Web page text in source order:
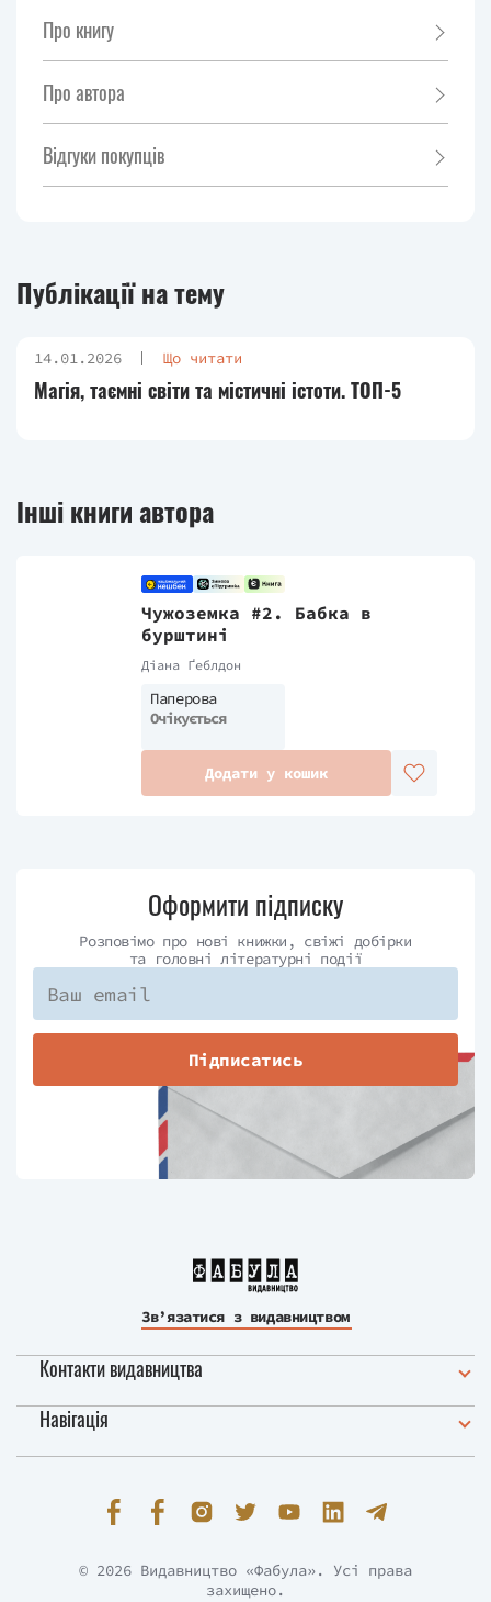
Про книгу
Про автора
Відгуки покупців
Публікації на тему
14.01.2026 Що читати
Магія, таємні світи та містичні істоти. ТОП-5
Інші книги автора
Чужоземка #2. Бабка в
бурштині
Діана Ґеблдон
Паперова
Очікується
Додати у кошик
Оформити підписку
Розповімо про нові книжки, свіжі добірки
та головні літературні події
Підписатись
Зв’язатися з видавництвом
Контакти видавництва
Навігація
© 2026 Видавництво «Фабула». Усі права
захищено.